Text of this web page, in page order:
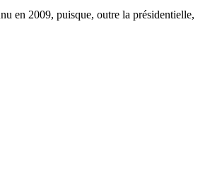
en 2009, puisque, outre la présidentielle,